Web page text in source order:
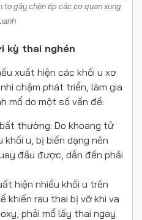
gây chèn ép các cơ quan xung
kỳ thai nghén
xuất hiện các khối u xơ
chậm phát triển, làm gia
mổ do một số vấn đề:
thường: Do khoang tử
u, bị biến dạng nên
đầu được, dẫn đến phải
hiện nhiều khối u trên
khiến rau thai bị vỡ khi va
phải mổ lấy thai ngay